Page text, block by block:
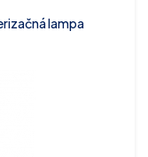
lampa